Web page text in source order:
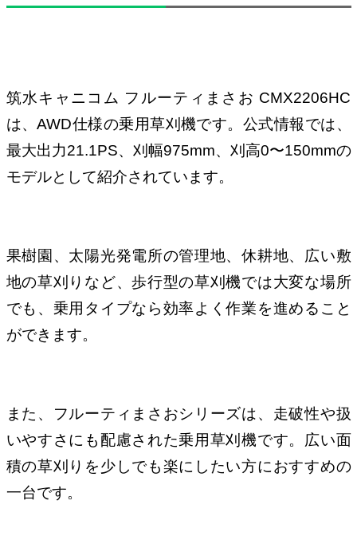
筑水キャニコム フルーティまさお CMX2206HC
は、AWD仕様の乗用草刈機です。公式情報では、
最大出力21.1PS、刈幅975mm、刈高0〜150mmの
モデルとして紹介されています。
果樹園、太陽光発電所の管理地、休耕地、広い敷
地の草刈りなど、歩行型の草刈機では大変な場所
でも、乗用タイプなら効率よく作業を進めること
ができます。
また、フルーティまさおシリーズは、走破性や扱
いやすさにも配慮された乗用草刈機です。広い面
積の草刈りを少しでも楽にしたい方におすすめの
一台です。